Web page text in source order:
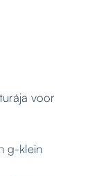
voor
g-klein